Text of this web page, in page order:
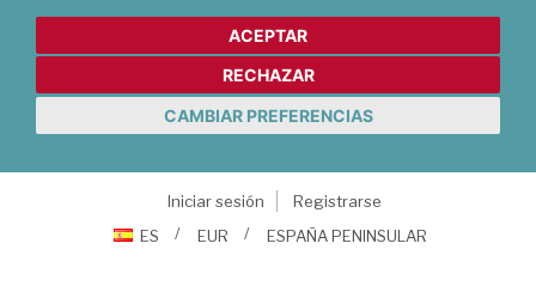
ACEPTAR
RECHAZAR
CAMBIAR PREFERENCIAS
Iniciar sesión
Registrarse
ES
EUR ESPAÑA PENINSULAR